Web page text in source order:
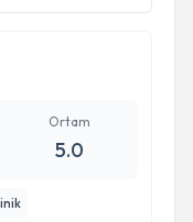
Ortam
5.0